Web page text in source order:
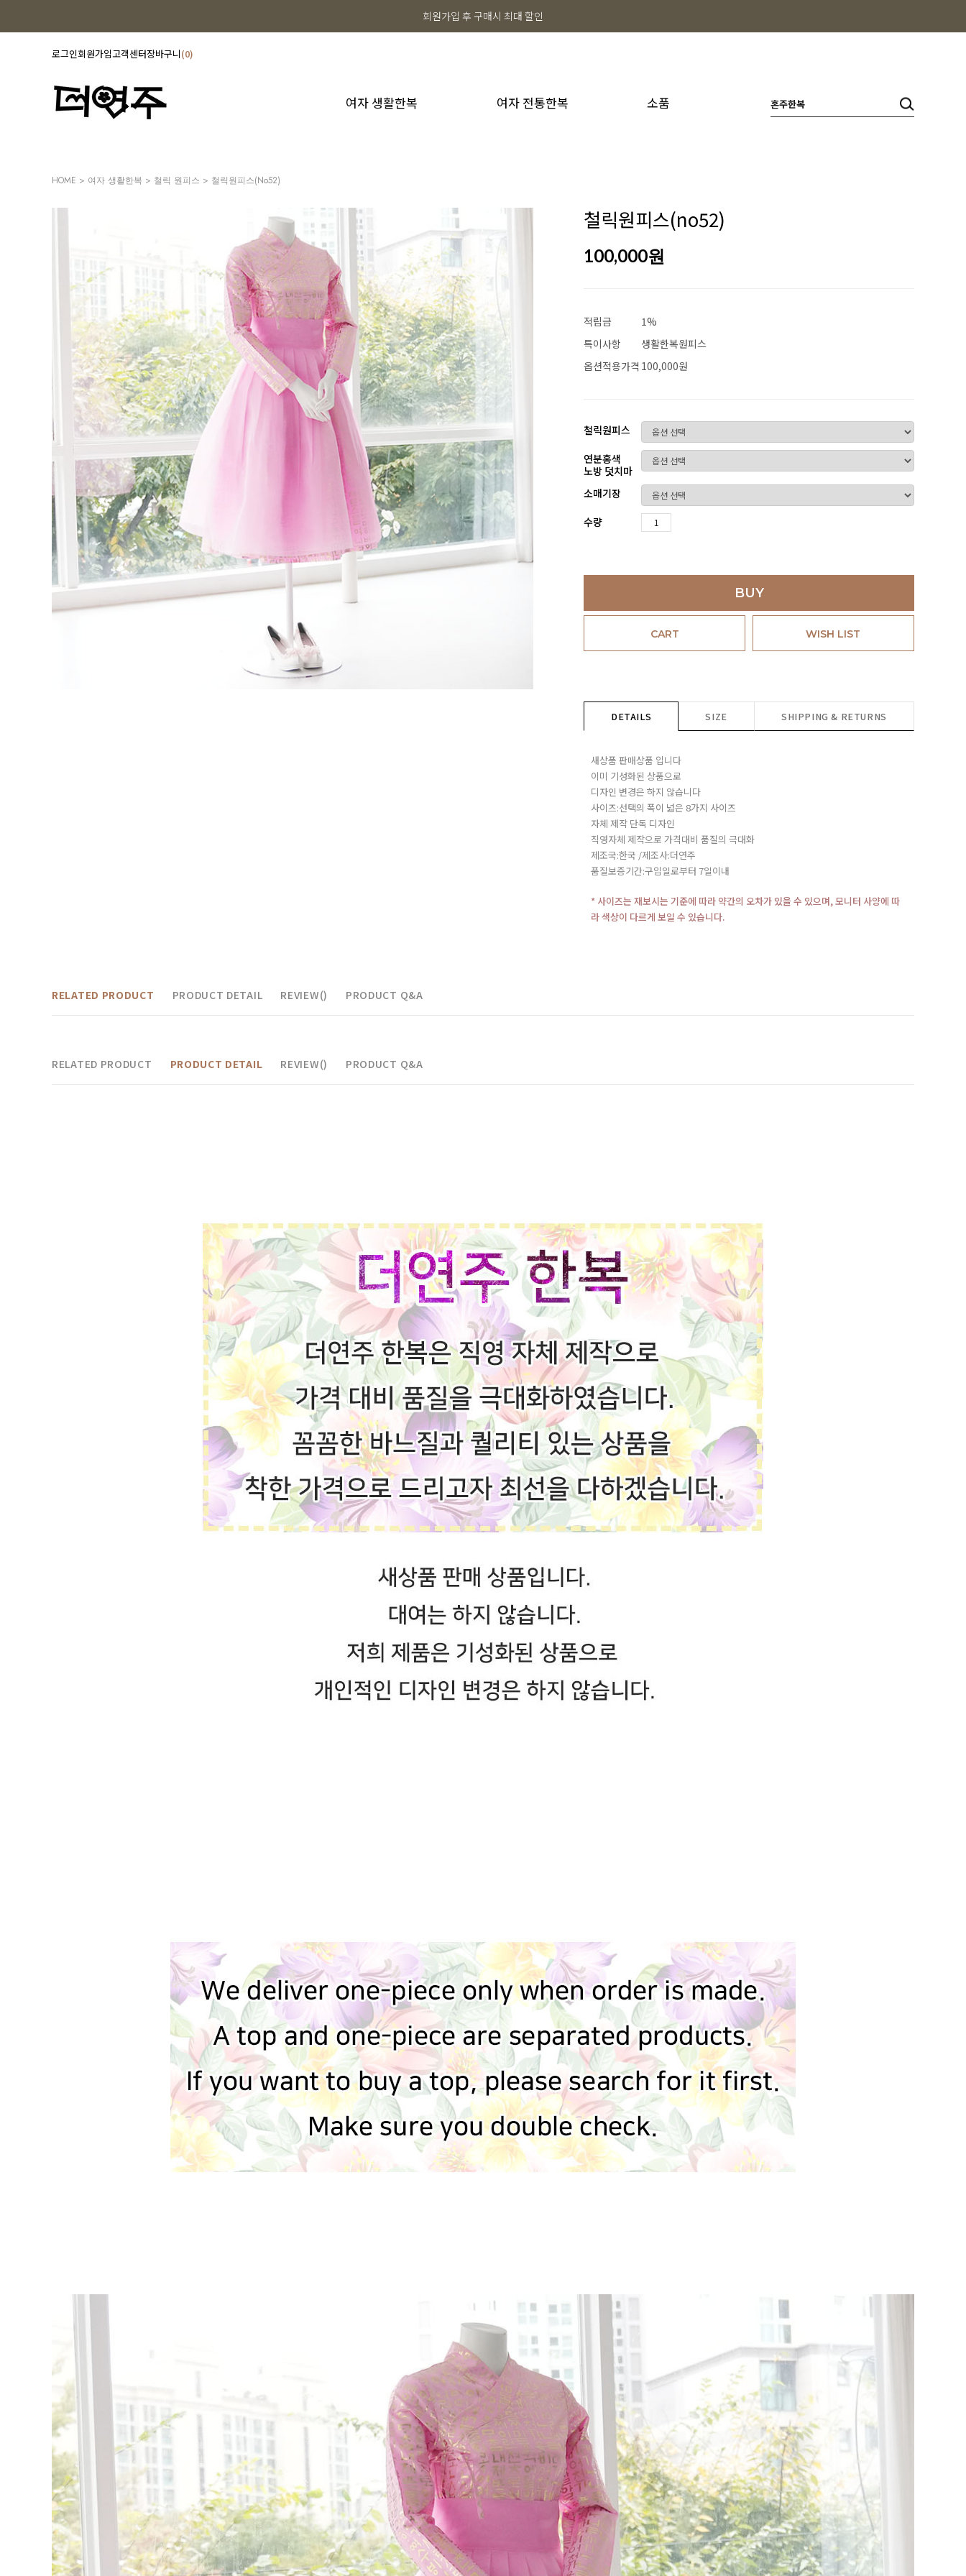
회원가입 후 구매시 최대 할인
로그인회원가입고객센터장바구니 0
여자 생활한복 여자 전통한복 소품
HOME > 여자 생활한복 > 철릭 원피스 > 철릭원피스(no52)
철릭원피스(no52)
100,000원
적립금
1%
특이사항
생활한복원피스
옵션적용가격 100,000원
철릭원피스
연분홍색
노방 덧치마
소매기장
수량
BUY
CART WISH LIST
DETAILS SIZE SHIPPING & RETURNS
새상품 판매상품 입니다
이미 기성화된 상품으로
디자인 변경은 하지 않습니다
사이즈:선택의 폭이 넓은 8가지 사이즈
자체 제작 단독 디자인
직영자체 제작으로 가격대비 품질의 극대화
제조국:한국 /제조사:더연주
품질보증기간:구입일로부터 7일이내
* 사이즈는 재보시는 기준에 따라 약간의 오차가 있을 수 있으며, 모니터 사양에 따
라 색상이 다르게 보일 수 있습니다.
RELATED PRODUCT PRODUCT DETAIL REVIEW() PRODUCT Q&A
RELATED PRODUCT PRODUCT DETAIL REVIEW() PRODUCT Q&A